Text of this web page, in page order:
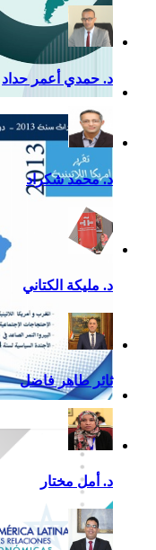
التقرير
اللاتينية للعام 2020
تقرير أمريكا
2013
د. حمدي أعمر حداد
د. محمد شكراد
د. مليكة الكتاني
ثائر طاهر فاضل
د. أمل مختار